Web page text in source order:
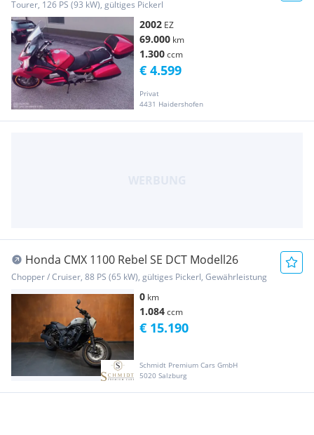
Tourer, 126 PS (93 kW), gültiges Pickerl
2002 EZ
69.000 km
1.300ccm
Privat
4431 Haidershofen
€ 4.599
Honda CMX 1100 Rebel SE DCT Modell26
Chopper / Cruiser, 88 PS (65 kW), gültiges Pickerl, Gewährleistung
0 km
1.084ccm
Schmidt Premium Cars GmbH
5020 Salzburg
€ 15.190